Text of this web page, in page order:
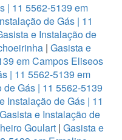
| 11 5562-5139 em
de Gás | 11
e Instalação de
| Gasista e
em Campos Eliseos
| 11 5562-5139 em
Gás | 11 5562-5139
Instalação de Gás | 11
Gasista e Instalação de
Goulart | Gasista e